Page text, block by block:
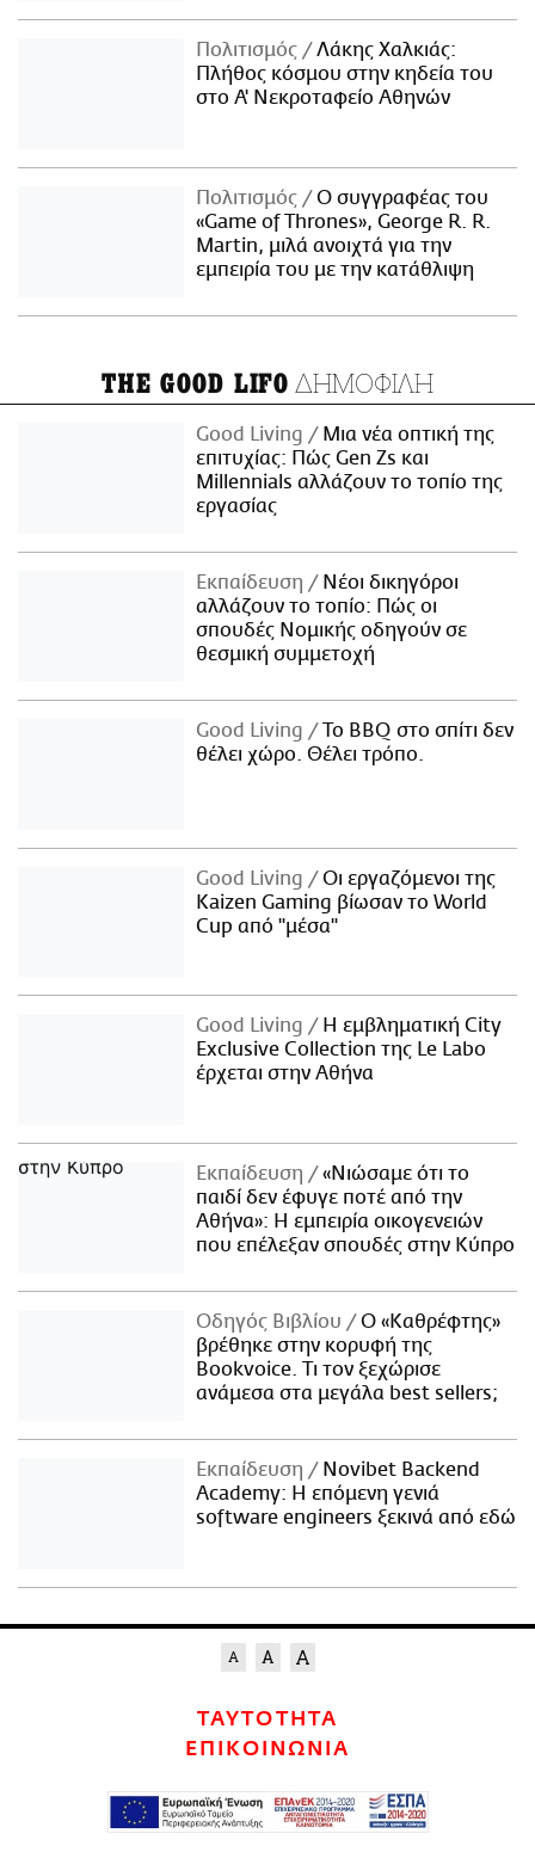
Πολιτισμός
Λάκης Χαλκιάς:
Πλήθος κόσμου στην κηδεία του
στο Α' Νεκροταφείο Αθηνών
Πολιτισμός
Ο συγγραφέας του
«Game of Thrones», George R. R.
Martin, μιλά ανοιχτά για την
εμπειρία του με την κατάθλιψη
THE GOOD LIFO ΔΗΜΟΦΙΛΗ
Good Living
Μια νέα οπτική της
επιτυχίας: Πώς Gen Zs και
Millennials αλλάζουν το τοπίο της
εργασίας
Εκπαίδευση
Νέοι δικηγόροι
αλλάζουν το τοπίο: Πώς οι
σπουδές Νομικής οδηγούν σε
θεσμική συμμετοχή
Good Living
Το BBQ στο σπίτι δεν
θέλει χώρο. Θέλει τρόπο.
Good Living
Οι εργαζόμενοι της
Kaizen Gaming βίωσαν το World
Cup από "μέσα"
Good Living
Η εμβληματική City
Exclusive Collection της Le Labo
έρχεται στην Αθήνα
Εκπαίδευση
«Νιώσαμε ότι το
παιδί δεν έφυγε ποτέ από την
Αθήνα»: Η εμπειρία οικογενειών
που επέλεξαν σπουδές στην Κύπρο
Οδηγός Βιβλίου
Ο «Καθρέφτης»
βρέθηκε στην κορυφή της
Bookvoice. Τι τον ξεχώρισε
ανάμεσα στα μεγάλα best sellers;
Εκπαίδευση
Novibet Backend
Academy: Η επόμενη γενιά
software engineers ξεκινά από εδώ
ΤΑΥΤΟΤΗΤΑ
ΕΠΙΚΟΙΝΩΝΙΑ